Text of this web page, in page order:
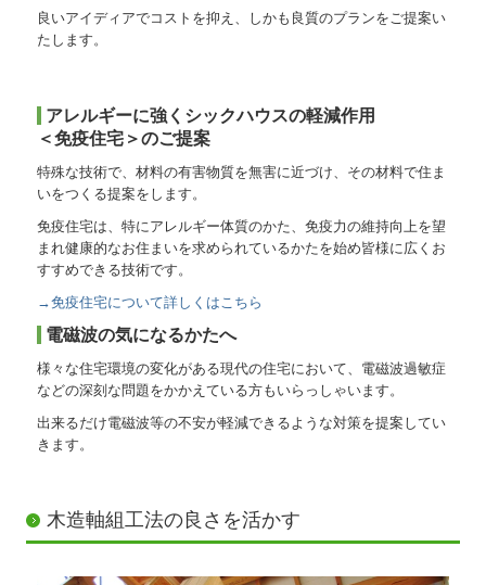
良いアイディアでコストを抑え、しかも良質のプランをご提案い
たします。
アレルギーに強くシックハウスの軽減作用
＜免疫住宅＞のご提案
特殊な技術で、材料の有害物質を無害に近づけ、その材料で住ま
いをつくる提案をします。
免疫住宅は、特にアレルギー体質のかた、免疫力の維持向上を望
まれ健康的なお住まいを求められているかたを始め皆様に広くお
すすめできる技術です。
→免疫住宅について詳しくはこちら
電磁波の気になるかたへ
様々な住宅環境の変化がある現代の住宅において、電磁波過敏症
などの深刻な問題をかかえている方もいらっしゃいます。
出来るだけ電磁波等の不安が軽減できるような対策を提案してい
きます。
木造軸組工法の良さを活かす